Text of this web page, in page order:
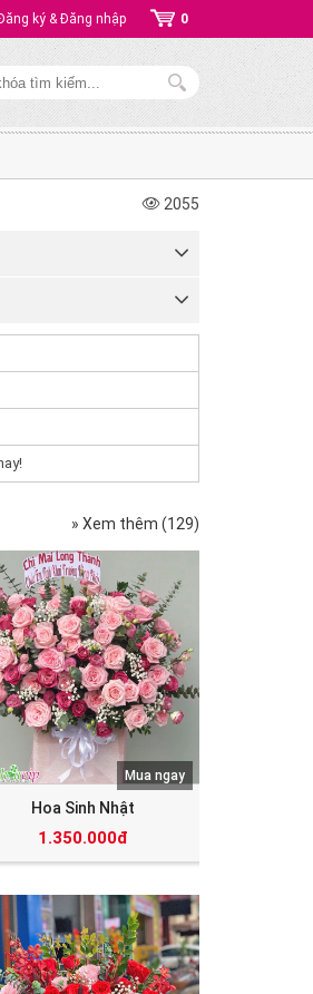
ký & Đăng nhập 0
2055
» Xem thêm (129)
Hoa Sinh Nhật
1.350.000đ
Mua ngay